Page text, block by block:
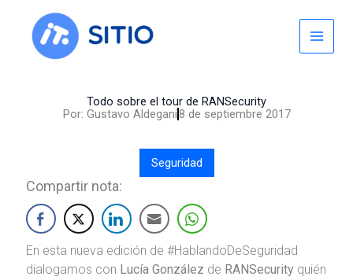
content
Todo sobre el tour de RANSecurity
Por: Gustavo Aldegani8 de septiembre 2017
Seguridad
Compartir nota:
En esta nueva edición de #HablandoDeSeguridad
dialogamos con Lucía González de RANSecurityquién